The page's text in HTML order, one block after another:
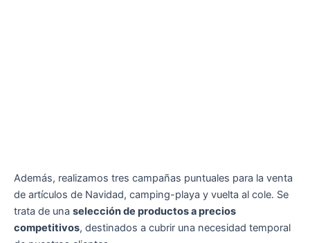
Además, realizamos tres campañas puntuales para la venta
de artículos de Navidad, camping-playa y vuelta al cole. Se
trata de una selección de productos a precios
competitivos, destinados a cubrir una necesidad temporal